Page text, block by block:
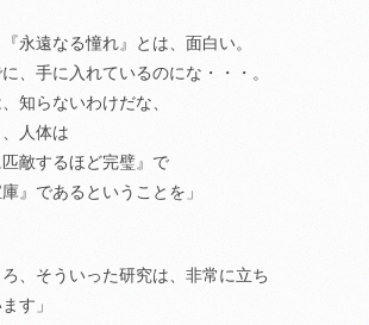
『永遠なる憧れ』とは、面白い。
、手に入れているのにな・・・。
知らないわけだな、
人体は
匹敵するほど完璧』で
庫』であるということを」
、そういった研究は、非常に立ち
す」